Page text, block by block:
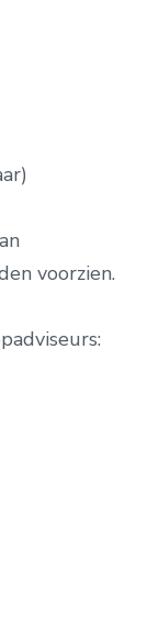
voorzien.